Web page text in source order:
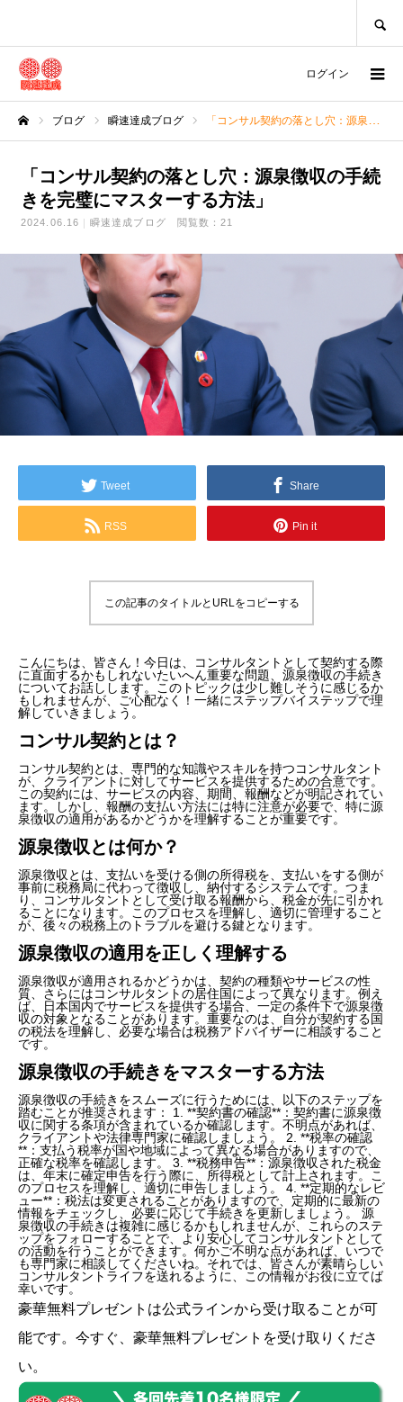
ログイン
ブログ 瞬速達成ブログ 「コンサル契約の落とし穴：源泉徴収の手続きを完璧にマスターする方法」
「コンサル契約の落とし穴：源泉徴収の手続
きを完璧にマスターする方法」
2024.06.16 瞬速達成ブログ 閲覧数：21
Tweet Share
RSS Pin it
この記事のタイトルとURLをコピーする
こんにちは、皆さん！今日は、コンサルタントとして契約する際
に直面するかもしれないたいへん重要な問題、源泉徴収の手続き
についてお話しします。このトピックは少し難しそうに感じるか
もしれませんが、ご心配なく！一緒にステップバイステップで理
解していきましょう。
コンサル契約とは？
コンサル契約とは、専門的な知識やスキルを持つコンサルタント
が、クライアントに対してサービスを提供するための合意です。
この契約には、サービスの内容、期間、報酬などが明記されてい
ます。しかし、報酬の支払い方法には特に注意が必要で、特に源
泉徴収の適用があるかどうかを理解することが重要です。
源泉徴収とは何か？
源泉徴収とは、支払いを受ける側の所得税を、支払いをする側が
事前に税務局に代わって徴収し、納付するシステムです。つま
り、コンサルタントとして受け取る報酬から、税金が先に引かれ
ることになります。このプロセスを理解し、適切に管理すること
が、後々の税務上のトラブルを避ける鍵となります。
源泉徴収の適用を正しく理解する
源泉徴収が適用されるかどうかは、契約の種類やサービスの性
質、さらにはコンサルタントの居住国によって異なります。例え
ば、日本国内でサービスを提供する場合、一定の条件下で源泉徴
収の対象となることがあります。重要なのは、自分が契約する国
の税法を理解し、必要な場合は税務アドバイザーに相談すること
です。
源泉徴収の手続きをマスターする方法
源泉徴収の手続きをスムーズに行うためには、以下のステップを
踏むことが推奨されます： 1. **契約書の確認**：契約書に源泉徴
収に関する条項が含まれているか確認します。不明点があれば、
クライアントや法律専門家に確認しましょう。 2. **税率の確認
**：支払う税率が国や地域によって異なる場合がありますので、
正確な税率を確認します。 3. **税務申告**：源泉徴収された税金
は、年末に確定申告を行う際に、所得税として計上されます。こ
のプロセスを理解し、適切に申告しましょう。 4. **定期的なレビ
ュー**：税法は変更されることがありますので、定期的に最新の
情報をチェックし、必要に応じて手続きを更新しましょう。 源
泉徴収の手続きは複雑に感じるかもしれませんが、これらのステ
ップをフォローすることで、より安心してコンサルタントとして
の活動を行うことができます。何かご不明な点があれば、いつで
も専門家に相談してくださいね。それでは、皆さんが素晴らしい
コンサルタントライフを送れるように、この情報がお役に立てば
幸いです。
豪華無料プレゼントは公式ラインから受け取ることが可
能です。今すぐ、豪華無料プレゼントを受け取りくださ
い。